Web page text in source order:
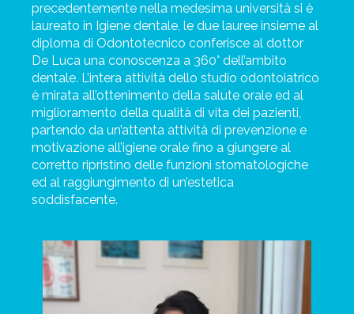
precedentemente nella medesima università si è
laureato in Igiene dentale, le due lauree insieme al
diploma di Odontotecnico conferisce al dottor
De Luca una conoscenza a 360° dell’ambito
dentale. L’intera attività dello studio odontoiatrico
è mirata all’ottenimento della salute orale ed al
miglioramento della qualità di vita dei pazienti,
partendo da un’attenta attività di prevenzione e
motivazione all’igiene orale fino a giungere al
corretto ripristino delle funzioni stomatologiche
ed al raggiungimento di un’estetica
soddisfacente.